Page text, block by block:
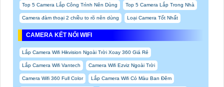
Top 5 Camera Lắp Công Trình Nên Dùng Top 5 Camera Lắp Trong Nhà
Camera đàm thoại 2 chiều to rõ nên dùng Loại Camera Tốt Nhất
CAMERA KẾT NỐI WIFI
Lắp Camera Wifi Hikvision Ngoài Trời Xoay 360 Giá Rẻ
Lắp Camera Wifi Vantech Camera Wifi Ezviz Ngoài Trời
Camera Wifi 360 Full Color Lắp Camera Wifi Có Màu Ban Đêm